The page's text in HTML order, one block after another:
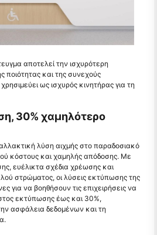
αποτελεί την ισχυρότερη
ποιότητας και της συνεχούς
ως ισχυρός κινητήρας για τη
30% χαμηλότερο
λύση αιχμής στο παραδοσιακό
κόστους και χαμηλής απόδοσης. Με
ευέλικτα σχέδια χρέωσης και
στρώματος, οι λύσεις εκτύπωσης της
για να βοηθήσουν τις επιχειρήσεις να
εκτύπωσης έως και 30%,
ασφάλεια δεδομένων και τη